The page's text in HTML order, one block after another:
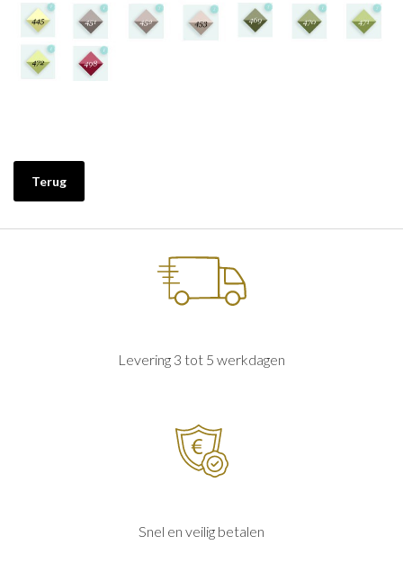
Terug
Levering 3 tot 5 werkdagen
Snel en veilig betalen